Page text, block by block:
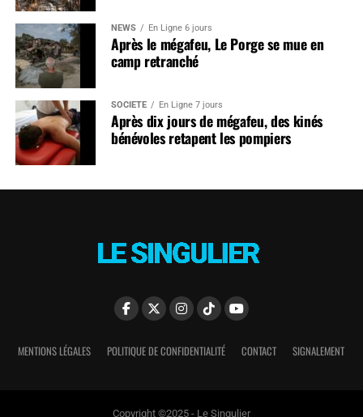
NEWS En Ligne 6 jours
Après le mégafeu, Le Porge se mue en
camp retranché
SOCIÉTÉ En Ligne 7 jours
Après dix jours de mégafeu, des kinés
bénévoles retapent les pompiers
MENTIONS LÉGALES POLITIQUE DE CONFIDENTIALITÉ CONTACT SIGNALEMENT
Copyright ©2025 - Le Singulier